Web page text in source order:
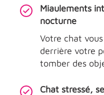
Miaulements
nocturne
Votre chat
derrière votre
tomber des
Chat stressé,